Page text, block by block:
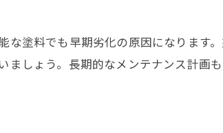
塗料でも早期劣化の原因になります
しょう。長期的なメンテナンス計画